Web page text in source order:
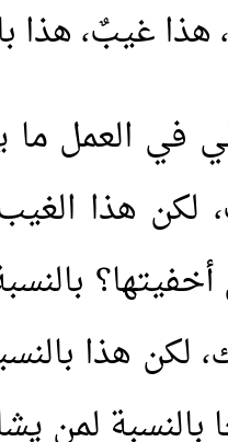
هذا غيبٌ، هذا
في العمل ما
لكن هذا
أخفيتها؟
لكن هذا
لمن